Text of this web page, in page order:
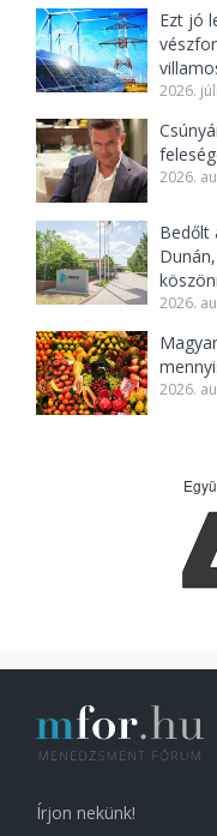
Ezt jó
2026.
2026.
Bedőlt
köszöni
2026.
2026.
Írjon nekünk!